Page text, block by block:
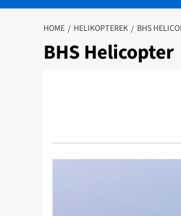
HOME HELIKOPTEREK BHS
BHS Helicopter